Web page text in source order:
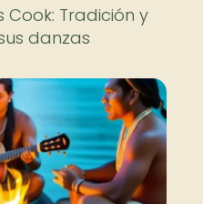
Cook: Tradición y
danzas